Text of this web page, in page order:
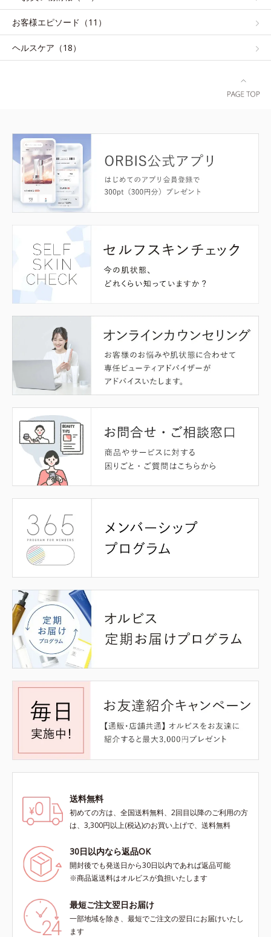
お客様エピソード（11）
ヘルスケア（18）
送料無料
初めての方は、全国送料無料、2回目以降のご利用の方
は、3,300円以上(税込)のお買い上げで、送料無料
30日以内なら返品OK
開封後でも発送日から30日以内であれば返品可能
※商品返送料はオルビスが負担いたします
最短ご注文翌日お届け
一部地域を除き、最短でご注文の翌日にお届けいたし
ます